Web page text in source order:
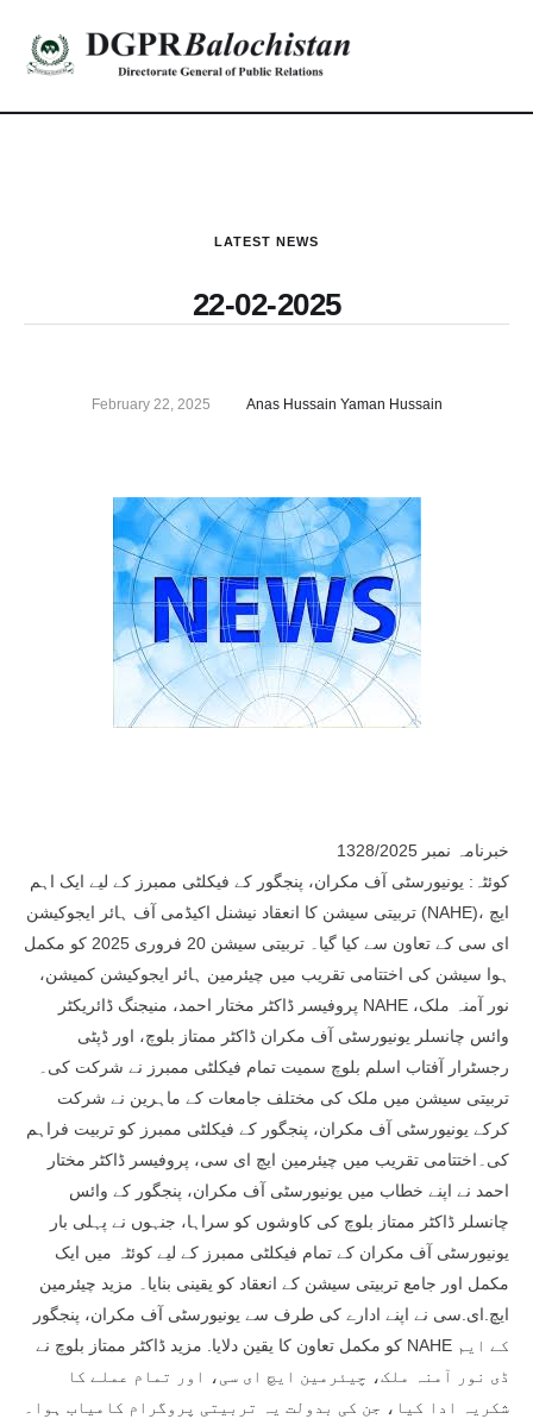
LATEST NEWS
22-02-2025
February 22, 2025 Anas Hussain Yaman Hussain
خبرنامہ نمبر 1328/2025
کوئٹہ: یونیورسٹی آف مکران، پنجگور کے فیکلٹی ممبرز کے لیے ایک اہم
تربیتی سیشن کا انعقاد نیشنل اکیڈمی آف ہائر ایجوکیشن (NAHE)، ایچ
ای سی کے تعاون سے کیا گیا۔ تربیتی سیشن 20 فروری 2025 کو مکمل
ہوا سیشن کی اختتامی تقریب میں چیئرمین ہائر ایجوکیشن کمیشن،
پروفیسر ڈاکٹر مختار احمد، منیجنگ ڈائریکٹر NAHE نور آمنہ ملک،
وائس چانسلر یونیورسٹی آف مکران ڈاکٹر ممتاز بلوچ، اور ڈپٹی
رجسٹرار آفتاب اسلم بلوچ سمیت تمام فیکلٹی ممبرز نے شرکت کی۔
تربیتی سیشن میں ملک کی مختلف جامعات کے ماہرین نے شرکت
کرکے یونیورسٹی آف مکران، پنجگور کے فیکلٹی ممبرز کو تربیت فراہم
کی۔اختتامی تقریب میں چیئرمین ایچ ای سی، پروفیسر ڈاکٹر مختار
احمد نے اپنے خطاب میں یونیورسٹی آف مکران، پنجگور کے وائس
چانسلر ڈاکٹر ممتاز بلوچ کی کاوشوں کو سراہا، جنہوں نے پہلی بار
یونیورسٹی آف مکران کے تمام فیکلٹی ممبرز کے لیے کوئٹہ میں ایک
مکمل اور جامع تربیتی سیشن کے انعقاد کو یقینی بنایا۔ مزید چیئرمین
ایچ.ای.سی نے اپنے ادارے کی طرف سے یونیورسٹی آف مکران، پنجگور
کو مکمل تعاون کا یقین دلایا. مزید ڈاکٹر ممتاز بلوچ نے NAHE کے ایم
ڈی نور آمنہ ملک، چیئرمین ایچ ای سی، اور تمام عملے کا
شکریہ ادا کیا، جن کی بدولت یہ تربیتی پروگرام کامیاب ہوا۔